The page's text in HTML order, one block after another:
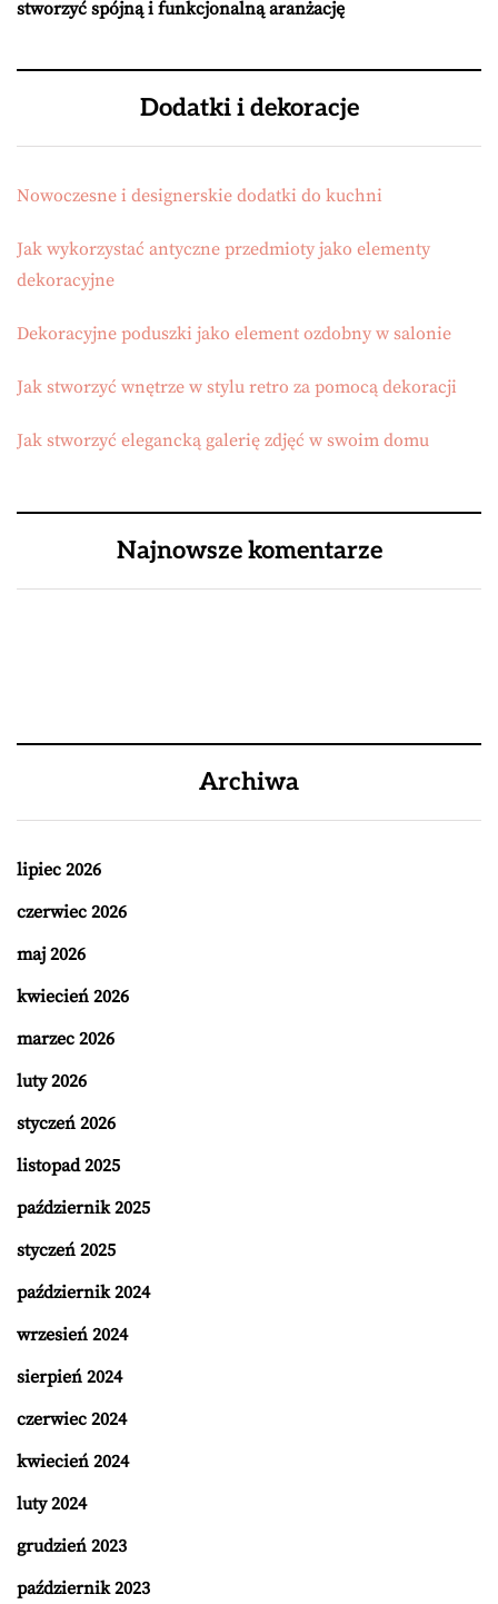
stworzyć spójną i funkcjonalną aranżację
Dodatki i dekoracje
Nowoczesne i designerskie dodatki do kuchni
Jak wykorzystać antyczne przedmioty jako elementy
dekoracyjne
Dekoracyjne poduszki jako element ozdobny w salonie
Jak stworzyć wnętrze w stylu retro za pomocą dekoracji
Jak stworzyć elegancką galerię zdjęć w swoim domu
Najnowsze komentarze
Archiwa
lipiec 2026
czerwiec 2026
maj 2026
kwiecień 2026
marzec 2026
luty 2026
styczeń 2026
listopad 2025
październik 2025
styczeń 2025
październik 2024
wrzesień 2024
sierpień 2024
czerwiec 2024
kwiecień 2024
luty 2024
grudzień 2023
październik 2023